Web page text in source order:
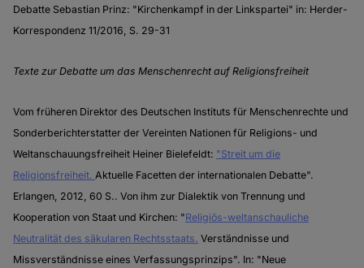
Debatte Sebastian Prinz: "Kirchenkampf in der Linkspartei" in: Herder-
Korrespondenz 11/2016, S. 29-31
Texte zur Debatte um das Menschenrecht auf Religionsfreiheit
Vom früheren Direktor des Deutschen Instituts für Menschenrechte und
Sonderberichterstatter der Vereinten Nationen für Religions- und
Weltanschauungsfreiheit Heiner Bielefeldt: "Streit um die
Religionsfreiheit. Aktuelle Facetten der internationalen Debatte".
Erlangen, 2012, 60 S.. Von ihm zur Dialektik von Trennung und
Kooperation von Staat und Kirchen: "Religiös-weltanschauliche
Neutralität des säkularen Rechtsstaats. Verständnisse und
Missverständnisse eines Verfassungsprinzips". In: "Neue